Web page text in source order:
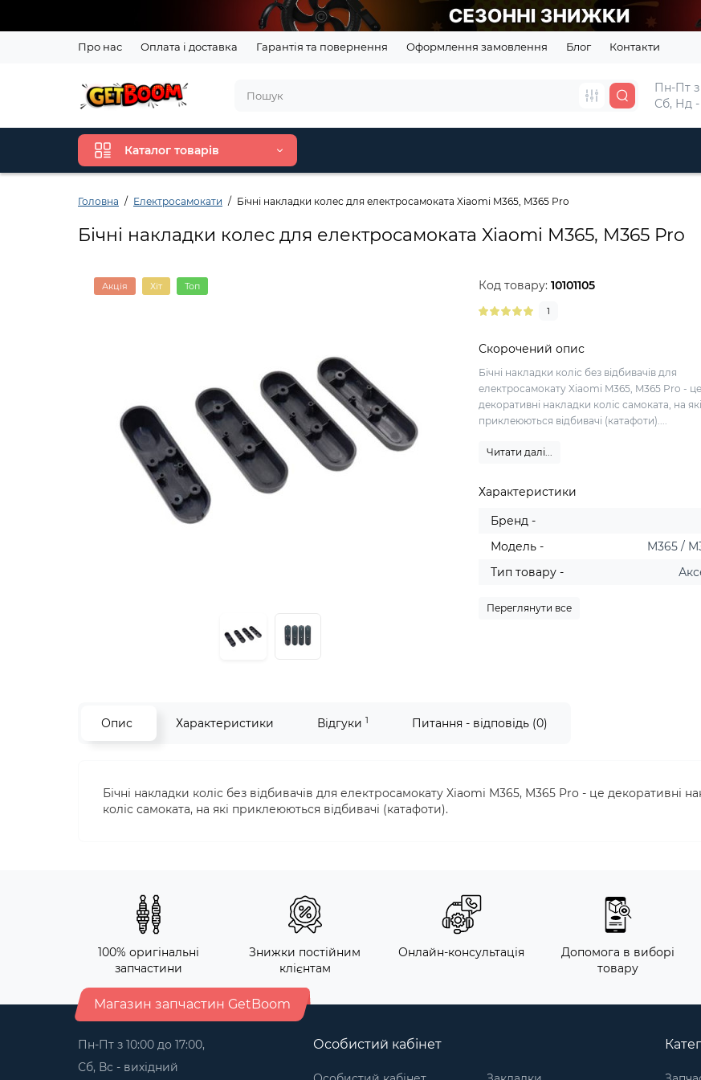
Про нас Оплата і доставка Гарантія та повернення Оформлення замовлення Блог Контакти
Пн-Пт з
Сб, Нд -
Каталог товарів
Головна Електросамокати Бічні накладки колес для електросамоката Xiaomi M365, M365 Pro
Бічні накладки колес для електросамоката Xiaomi M365, M365 Pro
Акція Хіт Топ Код товару:10101105
1
Скорочений опис
Бічні накладки коліс без відбивачів для
електросамокату Xiaomi M365, M365 Pro - це
декоративні накладки коліс самоката, на які
приклеюються відбивачі (катафоти)....
Читати далі...
Характеристики
Бренд -
Модель -
M365 /
Тип товару -
Переглянути все
Опис Характеристики Відгуки 1 Питання - відповідь (0)
Бічні накладки коліс без відбивачів для електросамокату Xiaomi M365, M365 Pro - це декоративні
коліс самоката, на які приклеюються відбивачі (катафоти).
100% оригінальні
запчастини
Знижки постійним
клієнтам
Онлайн-консультація
Допомога в виборі
товару
Магазин запчастин GetBoom
Пн-Пт з 10:00 до 17:00,
Сб, Вс - вихідний
Особистий кабінет